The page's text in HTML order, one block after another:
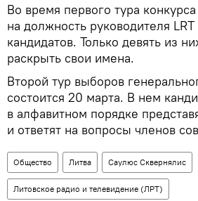
Во время первого тура
на должность руководителя LRT
кандидатов. Только девять из
раскрыть свои имена.
Второй тур выборов
состоится 20 марта. В нем
в алфавитном порядке
и ответят на вопросы членов
Общество Литва Саулюс Сквернялис
Литовское радио и телевидение (ЛРТ)